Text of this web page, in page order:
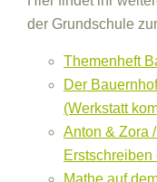
der Grundschule
Themenheft
Der
(Werkstatt
Anton & Zora
Erstschreiben
Mathe auf